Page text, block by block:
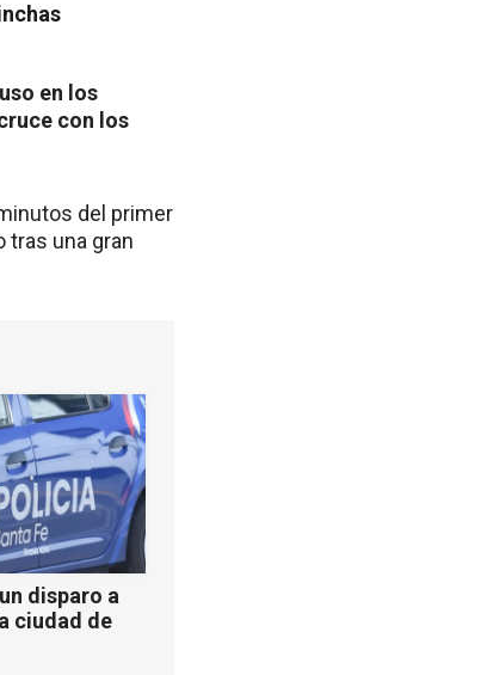
en los
con los
del primer
tras una gran
disparo a
ciudad de